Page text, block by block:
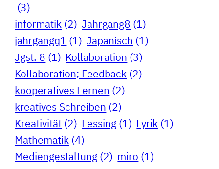
(3)
informatik (2) Jahrgang8 (1)
jahrgangq1 (1) Japanisch (1)
Jgst. 8 (1) Kollaboration (3)
Kollaboration; Feedback (2)
kooperatives Lernen (2)
kreatives Schreiben (2)
Kreativität (2) Lessing (1) Lyrik (1)
Mathematik (4)
Mediengestaltung (2) miro (1)